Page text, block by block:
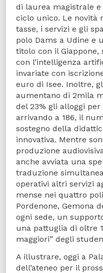
di laurea magistrale
ciclo unico. Le novità
tasse, i servizi e gli
polo Dams a Udine e
titolo con il Giappone,
con l’intelligenza
invariate con
euro di Isee. Inoltre,
aumentano di 2mila
del 23% gli alloggi
arrivando a 186, il
sostegno della
innovativa. Mentre
produzione
anche avviata una
traduzione
operativi altri servizi
mense nei quattro
Pordenone, Gemona
ogni sede, un
una pattuglia di oltre
maggiori” degli
A illustrare, oggi a
dell’ateneo per il